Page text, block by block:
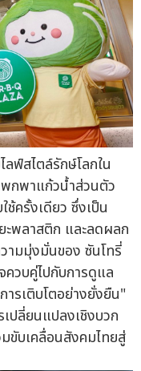
ฟ์สไตล์รักษ์โลกใน
กพาแก้วน้ำส่วนตัว
ครั้งเดียว ซึ่งเป็น
พลาสติก และลดผลก
ามมุ่งมั่นของ ซันโทรี่
ควบคู่ไปกับการดูแล
รเติบโตอย่างยั่งยืน"
ลี่ยนแปลงเชิงบวก
ขับเคลื่อนสังคมไทยสู่